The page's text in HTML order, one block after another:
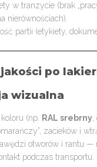
w tranzycie (brak
nierównościach).
partii (etykiety,
po
wizualna
(np. RAL srebrny,
zacieków i
otworów i rantu —
podczas transportu.